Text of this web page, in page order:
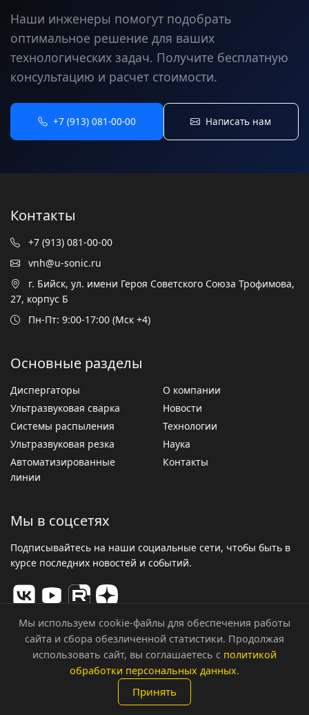
Наши инженеры помогут подобрать
оптимальное решение для ваших
технологических задач. Получите бесплатную
консультацию и расчет стоимости.
+7 (913) 081-00-00 Написать нам
Контакты
+7 (913) 081-00-00
vnh@u-sonic.ru
г. Бийск, ул. имени Героя Советского Союза Трофимова,
27, корпус Б
Пн-Пт: 9:00-17:00 (Мск +4)
Основные разделы
Диспергаторы
Ультразвуковая сварка
Системы распыления
Ультразвуковая резка
Автоматизированные
линии
О компании
Новости
Технологии
Наука
Контакты
Мы в соцсетях
Подписывайтесь на наши социальные сети, чтобы быть в
курсе последних новостей и событий.
© 2026 ООО «Центр Ультразвуковых Технологий». Все
права защищены.
Политика конфиденциальности
Мы используем cookie-файлы для обеспечения работы
сайта и сбора обезличенной статистики. Продолжая
использовать сайт, вы соглашаетесь с политикой
обработки персональных данных.
Принять